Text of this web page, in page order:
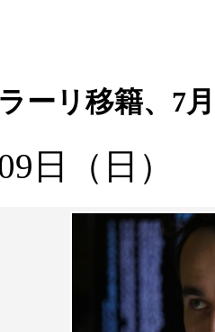
ーリ移籍、7
日（日）